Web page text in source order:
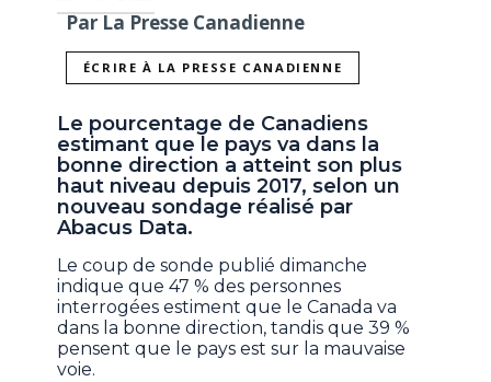
Par La Presse Canadienne
ÉCRIRE À LA PRESSE CANADIENNE
Le pourcentage de Canadiens
estimant que le pays va dans la
bonne direction a atteint son plus
haut niveau depuis 2017, selon un
nouveau sondage réalisé par
Abacus Data.
Le coup de sonde publié dimanche
indique que 47 % des personnes
interrogées estiment que le Canada va
dans la bonne direction, tandis que 39 %
pensent que le pays est sur la mauvaise
voie.